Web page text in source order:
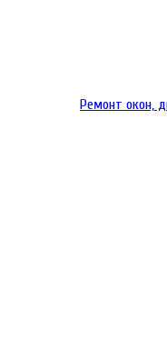
Ремонт окон,